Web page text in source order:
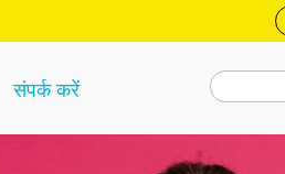
संपर्क करें